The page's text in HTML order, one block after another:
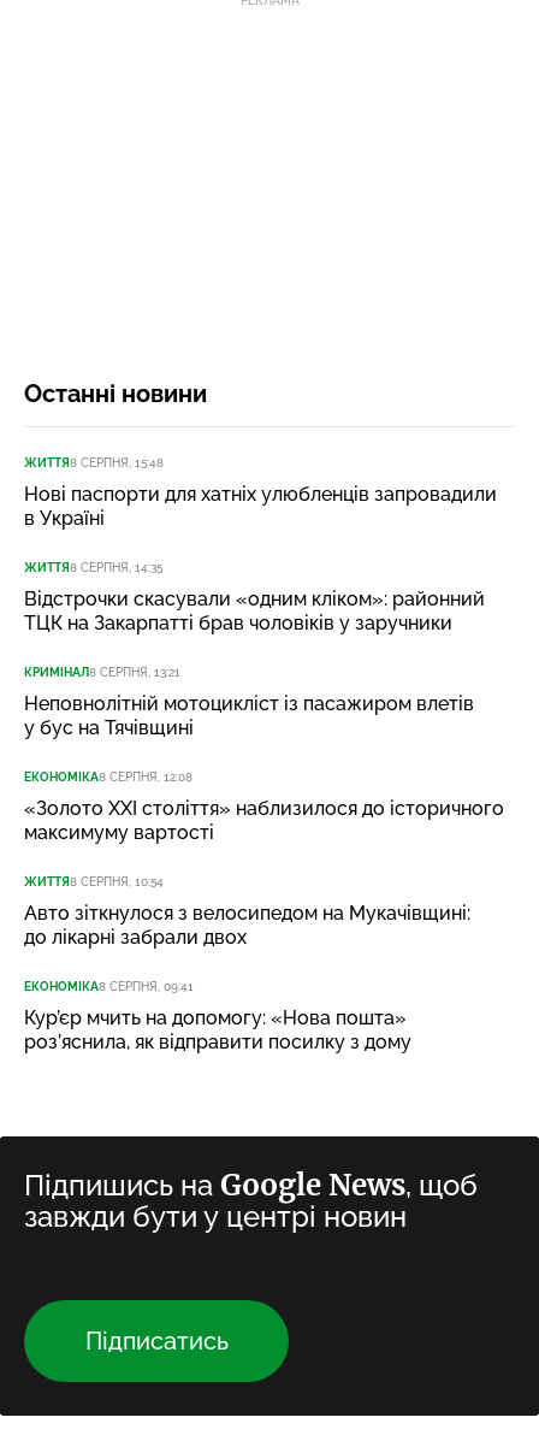
Останні новини
ЖИТТЯ8 СЕРПНЯ, 15:48
Нові паспорти для хатніх улюбленців запровадили
в Україні
ЖИТТЯ8 СЕРПНЯ, 14:35
Відстрочки скасували «одним кліком»: районний
ТЦК на Закарпатті брав чоловіків у заручники
КРИМІНАЛ8 СЕРПНЯ, 13:21
Неповнолітній мотоцикліст із пасажиром влетів
у бус на Тячівщині
ЕКОНОМІКА8 СЕРПНЯ, 12:08
«Золото XXI століття» наблизилося до історичного
максимуму вартості
ЖИТТЯ8 СЕРПНЯ, 10:54
Авто зіткнулося з велосипедом на Мукачівщині:
до лікарні забрали двох
ЕКОНОМІКА8 СЕРПНЯ, 09:41
Кур’єр мчить на допомогу: «Нова пошта»
роз’яснила, як відправити посилку з дому
Підпишись на Google News, щоб
завжди бути у центрі новин
Підписатись